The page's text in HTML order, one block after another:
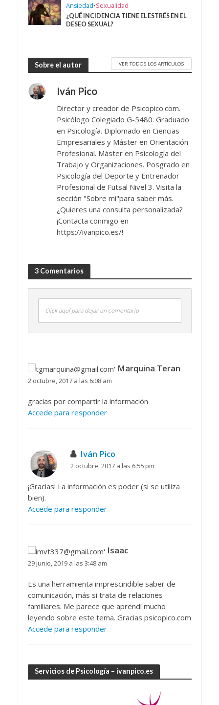
Ansiedad•Sexualidad
¿QUÉ INCIDENCIA TIENE EL ESTRÉS EN EL
DESEO SEXUAL?
Sobre el autor VER TODOS LOS ARTÍCULOS
Iván Pico
Director y creador de Psicopico.com.
Psicólogo Colegiado G-5480. Graduado
en Psicología. Diplomado en Ciencias
Empresariales y Máster en Orientación
Profesional. Máster en Psicología del
Trabajo y Organizaciones. Posgrado en
Psicología del Deporte y Entrenador
Profesional de Futsal Nivel 3. Visita la
sección "Sobre mí"para saber más.
¿Quieres una consulta personalizada?
¡Contacta conmigo en
https://ivanpico.es/!
3 Comentarios
Click aquí para dejar un comentario
Marquina Teran
2 octubre, 2017 a las 6:08 am
gracias por compartir la información
Accede para responder
Iván Pico
2 octubre, 2017 a las 6:55 pm
¡Gracias! La información es poder (si se utiliza
bien).
Accede para responder
Isaac
29 junio, 2019 a las 3:48 am
Es una herramienta imprescindible saber de
comunicación, más si trata de relaciones
familiares. Me parece que aprendí mucho
leyendo sobre este tema. Gracias psicopico.com
Accede para responder
Servicios de Psicología – ivanpico.es